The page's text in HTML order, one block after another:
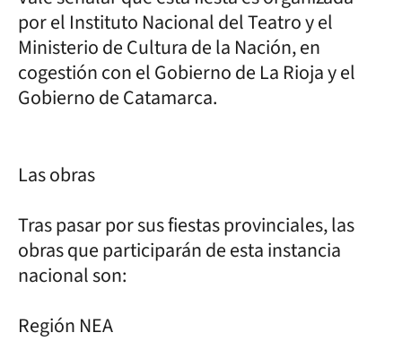
por el Instituto Nacional del Teatro y el
Ministerio de Cultura de la Nación, en
cogestión con el Gobierno de La Rioja y el
Gobierno de Catamarca.
Las obras
Tras pasar por sus fiestas provinciales, las
obras que participarán de esta instancia
nacional son:
Región NEA